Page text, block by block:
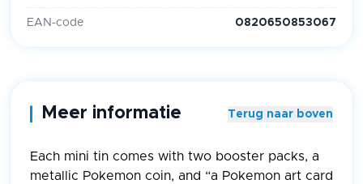
EAN-code 0820650853067
Meer informatie Terug naar boven
Each mini tin comes with two booster packs, a
metallic Pokemon coin, and “a Pokemon art card